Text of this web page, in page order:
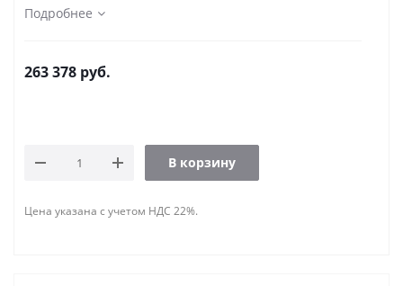
Подробнее
263 378 руб.
В корзину
Цена указана с учетом НДС 22%.